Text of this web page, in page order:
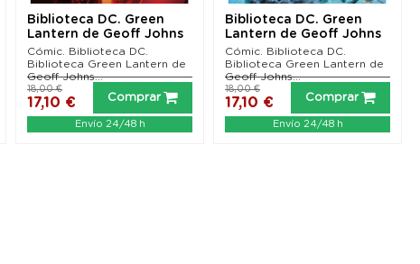
Biblioteca DC. Green
Lantern de Geoff Johns
10
Cómic. Biblioteca DC.
Biblioteca Green Lantern de
Geoff Johns...
17,10 €
18,00 €
Comprar
Envío 24/48 h
Biblioteca DC. Green
Lantern de Geoff Johns
13
Cómic. Biblioteca DC.
Biblioteca Green Lantern de
Geoff Johns...
17,10 €
18,00 €
Comprar
Envío 24/48 h